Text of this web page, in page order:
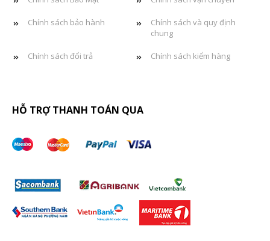
Chính sách bảo hành
Chính sách và quy định
chung
Chính sách đổi trả Chính sách kiểm hàng
HỖ TRỢ THANH TOÁN QUA